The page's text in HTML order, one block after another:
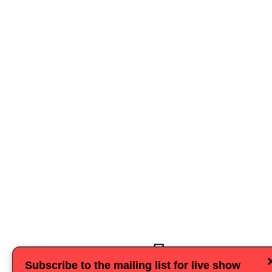
Поделиться
Subscribe to the mailing list for live show